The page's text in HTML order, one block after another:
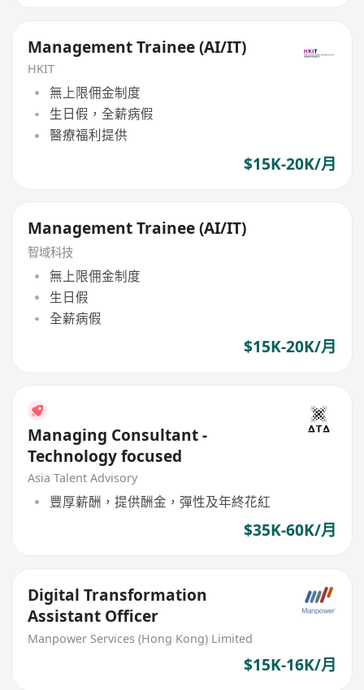
Management Trainee (AI/IT)
HKIT
無上限佣金制度
生日假，全薪病假
醫療福利提供
$15K-20K/月
Management Trainee (AI/IT)
智域科技
無上限佣金制度
生日假
全薪病假
$15K-20K/月
Managing Consultant -
Technology focused
Asia Talent Advisory
豐厚薪酬，提供酬金，彈性及年終花紅
$35K-60K/月
Digital Transformation
Assistant Officer
Manpower Services (Hong Kong) Limited
$15K-16K/月